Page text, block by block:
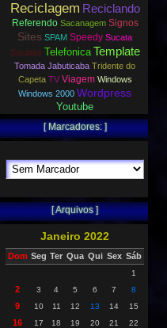
Reciclagem Reciclando
Referendo Sacanagem Signos
Sites SPAM Speedy Sucata
Sucatas Telefonica Template
Tomada Jabuticaba Tridente do
Capeta TV Viagem Windows
Windows 2000 Wordpress
Youtube
[ Marcadores: ]
[ Arquivos ]
Janeiro 2022
Dom Seg Ter Qua Qui Sex Sáb
1
2 3 4 5 6 7 8
9 10 11 12 13 14 15
16 17 18 19 20 21 22